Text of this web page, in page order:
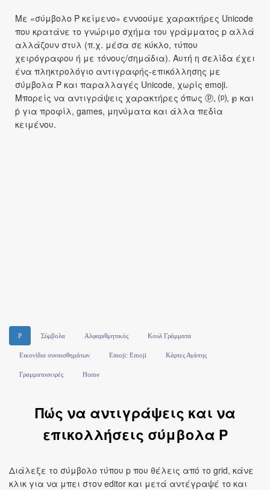
Με «σύμβολο P κείμενο» εννοούμε χαρακτήρες Unicode
που κρατάνε το γνώριμο σχήμα του γράμματος p αλλά
αλλάζουν στυλ (π.χ. μέσα σε κύκλο, τύπου
χειρόγραφου ή με τόνους/σημάδια). Αυτή η σελίδα έχει
ένα πληκτρολόγιο αντιγραφής-επικόλλησης με
σύμβολα P και παραλλαγές Unicode, χωρίς emoji.
Μπορείς να αντιγράψεις χαρακτήρες όπως ⓟ, ⒫, ℘ και
ṗ για προφίλ, games, μηνύματα και άλλα πεδία
κειμένου.
P Σύμβολα Αλφαριθμητικός Κουλ Γράμματα
Εικονίδια συναισθημάτων Emoji: Emoji Κάρτες Αγάπης
Γραμματοσειρές Home
Πώς να αντιγράψεις και να
επικολλήσεις σύμβολα P
Διάλεξε το σύμβολο τύπου p που θέλεις από το grid, κάνε
κλικ για να μπει στον editor και μετά αντέγραψέ το και